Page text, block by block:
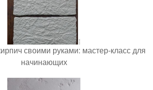
своими руками: мастер-класс для
начинающих